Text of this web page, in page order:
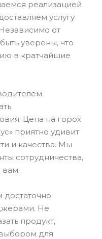
реализацией
услугу
от
уверены, что
в кратчайшие
Цена на горох
приятно удивит
и качества. Мы
сотрудничества,
вам.
достаточно
Не
продукт,
для